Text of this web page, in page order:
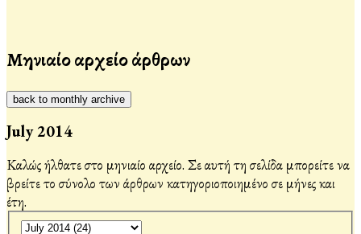
Μηνιαίο αρχείο άρθρων
back to monthly archive
July 2014
Καλώς ήλθατε στο μηνιαίο αρχείο. Σε αυτή τη σελίδα μπορείτε να
βρείτε το σύνολο των άρθρων κατηγοριοποιημένο σε μήνες και
έτη.